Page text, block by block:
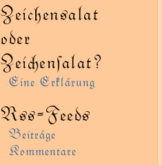
Zeichensalat
oder
Zeienſalat?
Eine Erklärung
Rss-Feeds
Beiträge
Kommentare